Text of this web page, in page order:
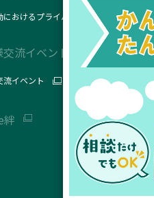
におけるプライバシーポリシー
流イベント
流イベント
絆